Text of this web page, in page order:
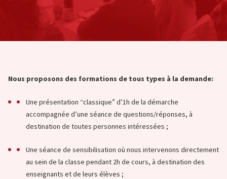
Nous proposons des formations de tous types à la demande:
Une présentation “classique” d’1h de la démarche
accompagnée d’une séance de questions/réponses, à
destination de toutes personnes intéressées ;
Une séance de sensibilisation où nous intervenons directement
au sein de la classe pendant 2h de cours, à destination des
enseignants et de leurs élèves ;